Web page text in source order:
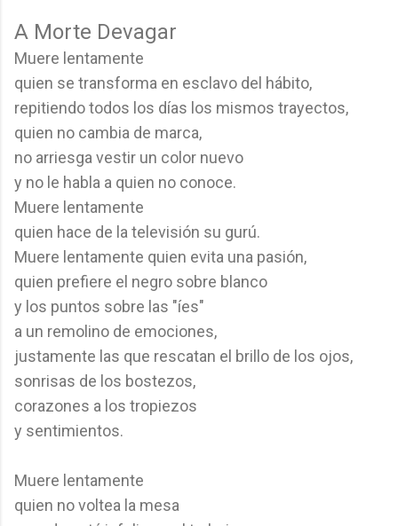
A Morte Devagar
Muere lentamente
quien se transforma en esclavo del hábito,
repitiendo todos los días los mismos trayectos,
quien no cambia de marca,
no arriesga vestir un color nuevo
y no le habla a quien no conoce.
Muere lentamente
quien hace de la televisión su gurú.
Muere lentamente quien evita una pasión,
quien prefiere el negro sobre blanco
y los puntos sobre las "íes"
a un remolino de emociones,
justamente las que rescatan el brillo de los ojos,
sonrisas de los bostezos,
corazones a los tropiezos
y sentimientos.
Muere lentamente
quien no voltea la mesa